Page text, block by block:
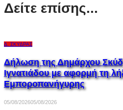
Δείτε επίσης...
Δ. ΣΚΎΔΡΑΣ
Δήλωση της Δημάρχου
Ιγνατιάδου με αφορμή τη
Εμποροπανήγυρης
05/08/202605/08/2026